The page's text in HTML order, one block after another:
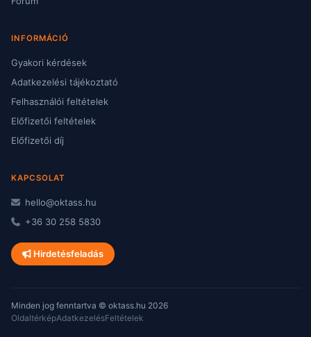
INFORMÁCIÓ
Gyakori kérdések
Adatkezelési tájékoztató
Felhasználói feltételek
Előfizetői feltételek
Előfizetői díj
KAPCSOLAT
hello@oktass.hu
+36 30 258 5830
Hirdetésfeladás
Minden jog fenntartva © oktass.hu 2026
OldaltérképAdatkezelésFeltételek